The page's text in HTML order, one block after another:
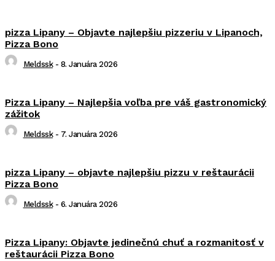
pizza Lipany – Objavte najlepšiu pizzeriu v Lipanoch,
Pizza Bono
Meldssk - 8. Januára 2026
Pizza Lipany – Najlepšia voľba pre váš gastronomický
zážitok
Meldssk - 7. Januára 2026
pizza Lipany – objavte najlepšiu pizzu v reštaurácii
Pizza Bono
Meldssk - 6. Januára 2026
Pizza Lipany: Objavte jedinečnú chuť a rozmanitosť v
reštaurácii Pizza Bono